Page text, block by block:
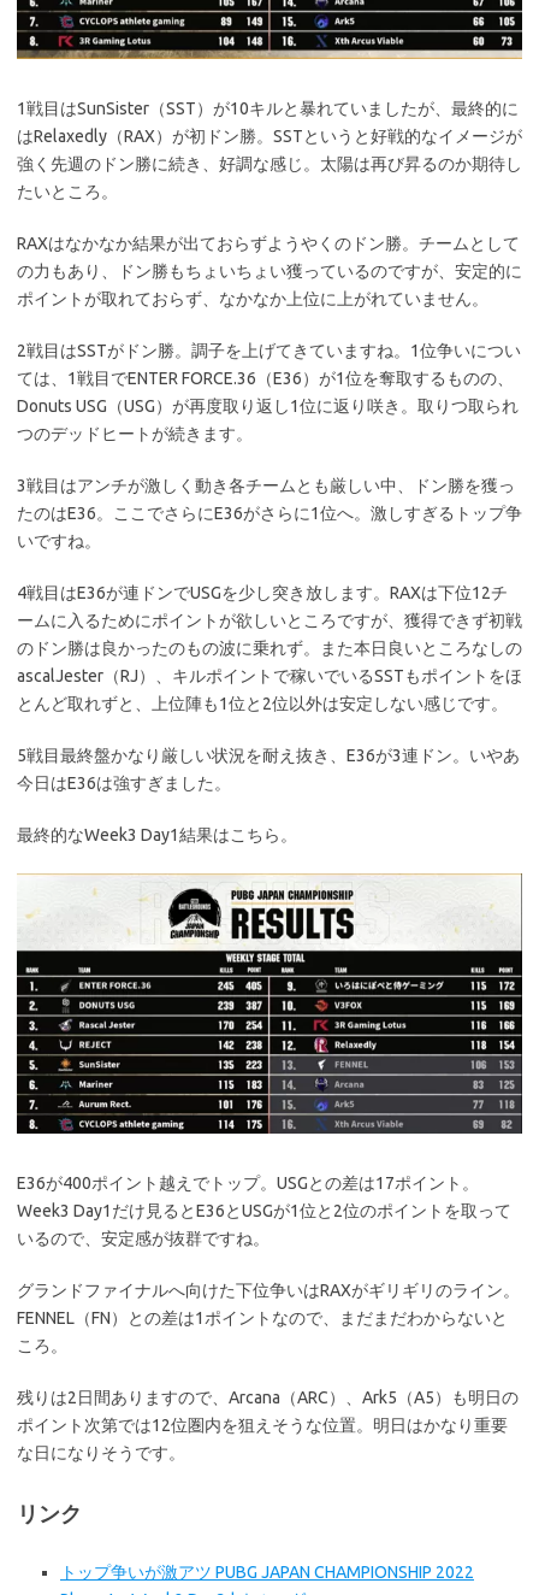
1戦目はSunSister（SST）が10キルと暴れていましたが、最終的に
はRelaxedly（RAX）が初ドン勝。SSTというと好戦的なイメージが
強く先週のドン勝に続き、好調な感じ。太陽は再び昇るのか期待し
たいところ。
RAXはなかなか結果が出ておらずようやくのドン勝。チームとして
の力もあり、ドン勝もちょいちょい獲っているのですが、安定的に
ポイントが取れておらず、なかなか上位に上がれていません。
2戦目はSSTがドン勝。調子を上げてきていますね。1位争いについ
ては、1戦目でENTER FORCE.36（E36）が1位を奪取するものの、
Donuts USG（USG）が再度取り返し1位に返り咲き。取りつ取られ
つのデッドヒートが続きます。
3戦目はアンチが激しく動き各チームとも厳しい中、ドン勝を獲っ
たのはE36。ここでさらにE36がさらに1位へ。激しすぎるトップ争
いですね。
4戦目はE36が連ドンでUSGを少し突き放します。RAXは下位12チ
ームに入るためにポイントが欲しいところですが、獲得できず初戦
のドン勝は良かったのもの波に乗れず。また本日良いところなしの
ascalJester（RJ）、キルポイントで稼いでいるSSTもポイントをほ
とんど取れずと、上位陣も1位と2位以外は安定しない感じです。
5戦目最終盤かなり厳しい状況を耐え抜き、E36が3連ドン。いやあ
今日はE36は強すぎました。
最終的なWeek3 Day1結果はこちら。
E36が400ポイント越えでトップ。USGとの差は17ポイント。
Week3 Day1だけ見るとE36とUSGが1位と2位のポイントを取って
いるので、安定感が抜群ですね。
グランドファイナルへ向けた下位争いはRAXがギリギリのライン。
FENNEL（FN）との差は1ポイントなので、まだまだわからないと
ころ。
残りは2日間ありますので、Arcana（ARC）、Ark5（A5）も明日の
ポイント次第では12位圏内を狙えそうな位置。明日はかなり重要
な日になりそうです。
リンク
トップ争いが激アツ PUBG JAPAN CHAMPIONSHIP 2022